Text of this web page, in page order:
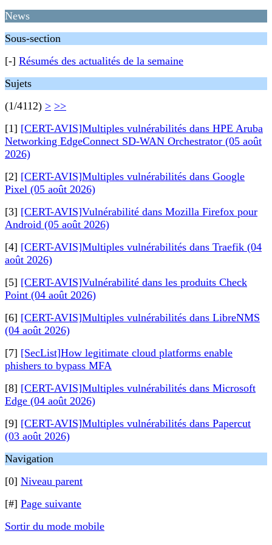
News
Sous-section
[-] Résumés des actualités de la semaine
Sujets
(1/4112) > >>
[1] [CERT-AVIS]Multiples vulnérabilités dans HPE Aruba
Networking EdgeConnect SD-WAN Orchestrator (05 août
2026)
[2] [CERT-AVIS]Multiples vulnérabilités dans Google
Pixel (05 août 2026)
[3] [CERT-AVIS]Vulnérabilité dans Mozilla Firefox pour
Android (05 août 2026)
[4] [CERT-AVIS]Multiples vulnérabilités dans Traefik (04
août 2026)
[5] [CERT-AVIS]Vulnérabilité dans les produits Check
Point (04 août 2026)
[6] [CERT-AVIS]Multiples vulnérabilités dans LibreNMS
(04 août 2026)
[7] [SecList]How legitimate cloud platforms enable
phishers to bypass MFA
[8] [CERT-AVIS]Multiples vulnérabilités dans Microsoft
Edge (04 août 2026)
[9] [CERT-AVIS]Multiples vulnérabilités dans Papercut
(03 août 2026)
Navigation
[0] Niveau parent
[#] Page suivante
Sortir du mode mobile